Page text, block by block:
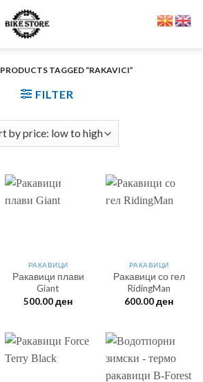
PRODUCTS TAGGED “RAKAVICI”
FILTER
РАКАВИЦИ
Ракавици плави
Giant
500.00ден
РАКАВИЦИ
Ракавици со гел
RidingMan
600.00ден